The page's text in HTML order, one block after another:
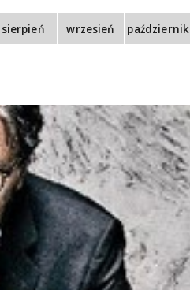
sierpień wrzesień październik